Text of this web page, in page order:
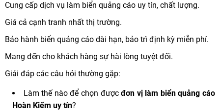
Cung cấp dịch vụ làm biển quảng cáo uy tín, chất lượng.
Giá cả cạnh tranh nhất thị trường.
Bảo hành biển quảng cáo dài hạn, bảo trì định kỳ miễn phí.
Mang đến cho khách hàng sự hài lòng tuyệt đối.
Giải đáp các câu hỏi thường gặp:
Làm thế nào để chọn đượcđơn vị làm biển quảng cáo
Hoàn Kiếm uy tín?